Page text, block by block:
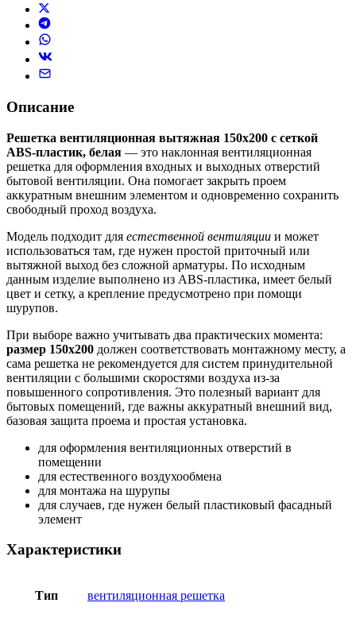
Описание
Решетка вентиляционная вытяжная 150х200 с сеткой
ABS-пластик, белая — это наклонная вентиляционная
решетка для оформления входных и выходных отверстий
бытовой вентиляции. Она помогает закрыть проем
аккуратным внешним элементом и одновременно сохранить
свободный проход воздуха.
Модель подходит для естественной вентиляции и может
использоваться там, где нужен простой приточный или
вытяжной выход без сложной арматуры. По исходным
данным изделие выполнено из ABS-пластика, имеет белый
цвет и сетку, а крепление предусмотрено при помощи
шурупов.
При выборе важно учитывать два практических момента:
размер 150х200 должен соответствовать монтажному месту, а
сама решетка не рекомендуется для систем принудительной
вентиляции с большими скоростями воздуха из-за
повышенного сопротивления. Это полезный вариант для
бытовых помещений, где важны аккуратный внешний вид,
базовая защита проема и простая установка.
для оформления вентиляционных отверстий в
помещении
для естественного воздухообмена
для монтажа на шурупы
для случаев, где нужен белый пластиковый фасадный
элемент
Характеристики
Тип вентиляционная решетка